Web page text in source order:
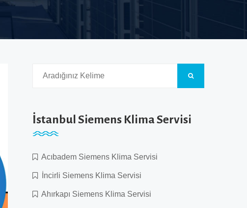
İstanbul Siemens Klima Servisi
Acıbadem Siemens Klima Servisi
İncirli Siemens Klima Servisi
Ahırkapı Siemens Klima Servisi